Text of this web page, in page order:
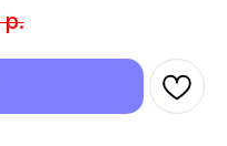
р.